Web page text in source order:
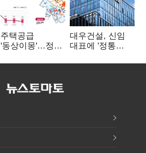
주택공급
'동상이몽'…정부
없으면 '공수표'
대우건설, 신임
대표에 '정통
부사장 내정